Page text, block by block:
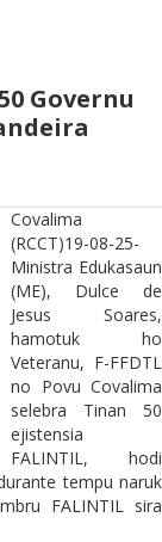
Governu
Covalima
(RCCT)19-08-25-
Ministra Edukasaun
(ME), Dulce de
Jesus Soares,
hamotuk ho
Veteranu, F-FFDTL
no Povu Covalima
selebra Tinan 50
ejistensia
FALINTIL, hodi
tempu naruk
FALINTIL sira